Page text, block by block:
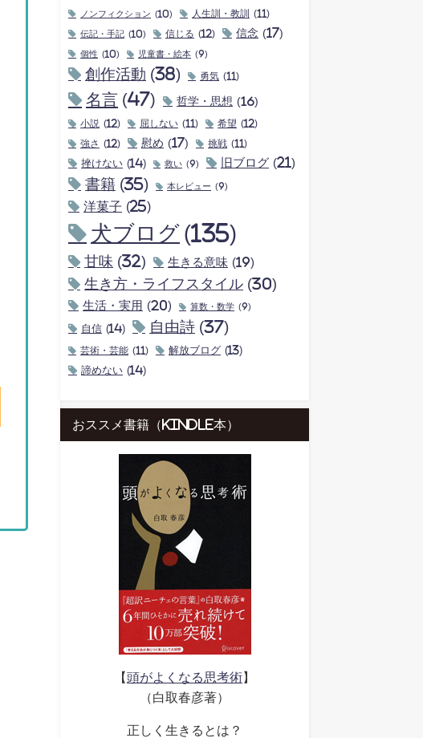
ノンフィクション (10) 人生訓・教訓 (11)
伝記・手記 (10) 信じる (12) 信念 (17)
個性 (10) 児童書・絵本 (9)
創作活動 (38) 勇気 (11)
名言 (47) 哲学・思想 (16)
小説 (12) 屈しない (11) 希望 (12)
強さ (12) 慰め (17) 挑戦 (11)
挫けない (14) 救い (9) 旧ブログ (21)
書籍 (35) 本レビュー (9)
洋菓子 (25)
犬ブログ (135)
甘味 (32) 生きる意味 (19)
生き方・ライフスタイル (30)
生活・実用 (20) 算数・数学 (9)
自信 (14) 自由詩 (37)
芸術・芸能 (11) 解放ブログ (13)
諦めない (14)
おススメ書籍（kindle本）
【頭がよくなる思考術】
（白取春彦著）
正しく生きるとは？